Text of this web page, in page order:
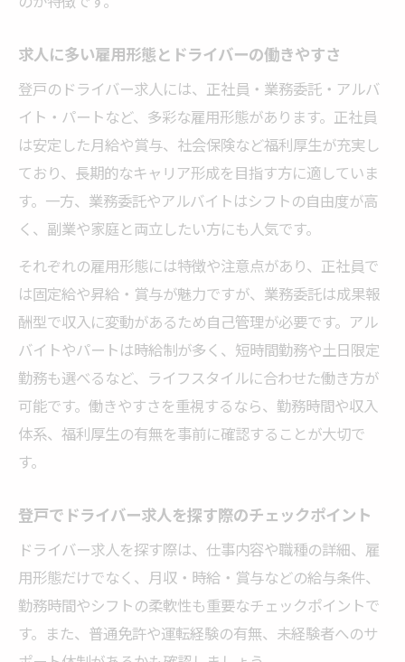
ド
普通免許ドライバー求人の選び方と注意点
業務委託とアルバイト、登戸での選び方ガイド
業務委託とアルバイトのドライバー求人比
較
登戸で自分に合うドライバー雇用形態の見
極め方
業務委託ドライバーのメリット・デメリッ
トを解説
アルバイトドライバーの働き方と特徴まと
め
理由
高収入ドライバーになるための働き方のコ
ツ
収入アップを実現する登戸ドライバー職種
とは
求人に多い雇用形態とドライバーの働きやすさ
登戸のドライバー求人には、正社員・業務委託・アルバ
イト・パートなど、多彩な雇用形態があります。正社員
は安定した月給や賞与、社会保険など福利厚生が充実し
ており、長期的なキャリア形成を目指す方に適していま
す。一方、業務委託やアルバイトはシフトの自由度が高
く、副業や家庭と両立したい方にも人気です。
それぞれの雇用形態には特徴や注意点があり、正社員で
は固定給や昇給・賞与が魅力ですが、業務委託は成果報
酬型で収入に変動があるため自己管理が必要です。アル
バイトやパートは時給制が多く、短時間勤務や土日限定
勤務も選べるなど、ライフスタイルに合わせた働き方が
可能です。働きやすさを重視するなら、勤務時間や収入
体系、福利厚生の有無を事前に確認することが大切で
す。
登戸でドライバー求人を探す際のチェックポイント
ドライバー求人を探す際は、仕事内容や職種の詳細、雇
用形態だけでなく、月収・時給・賞与などの給与条件、
勤務時間やシフトの柔軟性も重要なチェックポイントで
す。また、普通免許や運転経験の有無、未経験者へのサ